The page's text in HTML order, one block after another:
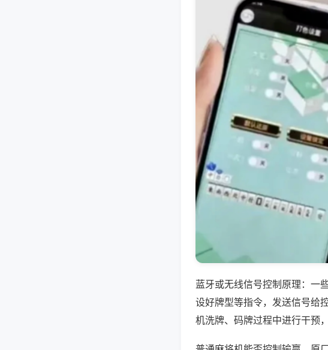
蓝牙或无线信号控制原理：一
设好牌型等指令，发送信号给
机洗牌、码牌过程中进行干预